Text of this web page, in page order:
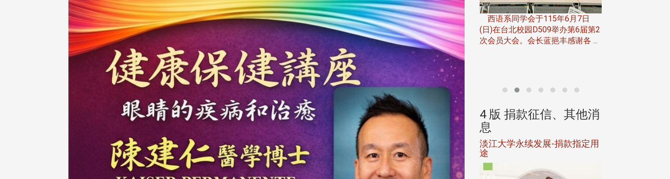
大学电子与电机系友会于115
月28日在台北校区盛大举办
人科技与前瞻应用论坛」，特
在连日大雨阴霾下，风保系友会
在115年6月27日(六)举办的一日
游，神奇迎来超幸运好天气。大 ...
香港校友会前会长叶雅琴学姐与
杜天宝学长一家，于115年6月4日
(四)返校拜访校友处，受到校友 ...
跨业合作协进会第二届第一次会员
大会于6月5日下午7时，在台北校
园D508室举行，本校潘伯申研发
长、 ...
西语系同学会于115年6月7日
(日)在台北校园D509举办第6届第2
次会员大会。会长蓝挹丰感谢各 ...
4 版 捐款征信、其他消
欢迎订阅校友e报！
4 版 捐款征信、其他消
息
欢迎使用「淡江大学校园征才
线上系统」
4 版 捐款征信、其他消
息
捐款芳名录
4 版 捐款征信、其他消
息
淡江大学永续发展-捐款指定用
途